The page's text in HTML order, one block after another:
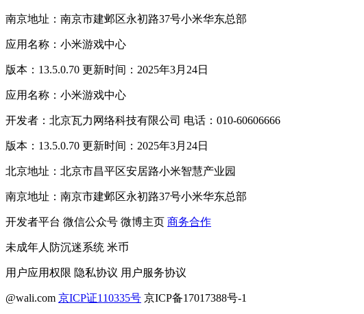
南京地址：南京市建邺区永初路37号小米华东总部
应用名称：小米游戏中心
版本：13.5.0.70 更新时间：2025年3月24日
应用名称：小米游戏中心
开发者：北京瓦力网络科技有限公司 电话：010-60606666
版本：13.5.0.70 更新时间：2025年3月24日
北京地址：北京市昌平区安居路小米智慧产业园
南京地址：南京市建邺区永初路37号小米华东总部
开发者平台 微信公众号 微博主页 商务合作
未成年人防沉迷系统 米币
用户应用权限 隐私协议 用户服务协议
@wali.com 京ICP证110335号 京ICP备17017388号-1